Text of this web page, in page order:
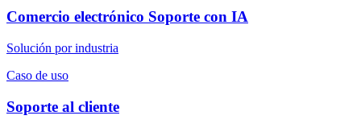
Comercio electrónico Soporte con IA
Solución por industria
Caso de uso
Soporte al cliente